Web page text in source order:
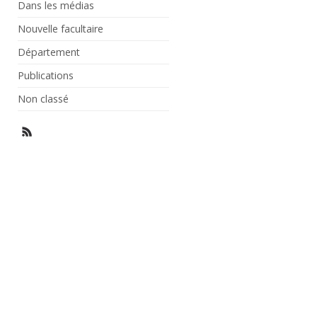
Dans les médias
Nouvelle facultaire
Département
Publications
Non classé